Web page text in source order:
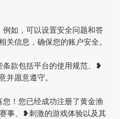
如，可以设置安全问题和答
信息，确保您的账户安全。
条款包括平台的使用规范、❥
愿意遵守。
！您已经成功注册了黄金渔
事、❥刺激的游戏体验以及其